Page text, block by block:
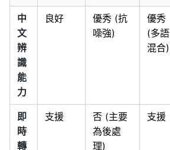
中
文
辨
識
能
力
良好
優秀 (抗
噪強)
優秀
(多語
混合)
即
時
轉
支援
否 (主要
為後處
理)
支援